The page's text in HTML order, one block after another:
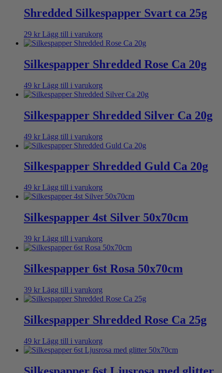
Shredded Silkespapper Svart ca 25g
29 kr Lägg till i varukorg
Silkespapper Shredded Rose Ca 20g
49 kr Lägg till i varukorg
Silkespapper Shredded Silver Ca 20g
49 kr Lägg till i varukorg
Silkespapper Shredded Guld Ca 20g
49 kr Lägg till i varukorg
Silkespapper 4st Silver 50x70cm
39 kr Lägg till i varukorg
Silkespapper 6st Rosa 50x70cm
39 kr Lägg till i varukorg
Silkespapper Shredded Rose Ca 25g
49 kr Lägg till i varukorg